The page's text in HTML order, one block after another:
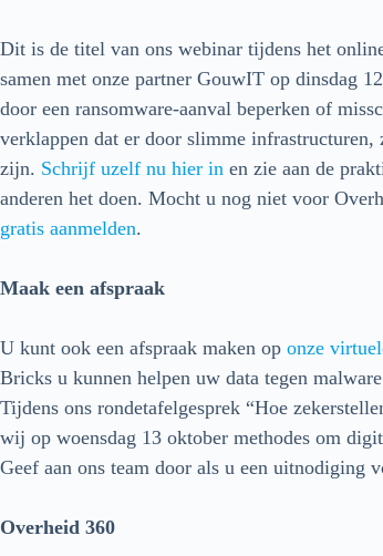
Dit is de titel van ons webinar tijdens het
samen met onze partner GouwIT op dinsdag
door een ransomware-aanval beperken of
verklappen dat er door slimme
zijn. Schrijf uzelf nu hier in en zie aan de
anderen het doen. Mocht u nog niet voor
gratis aanmelden.
Maak een afspraak
U kunt ook een afspraak maken op onze
Bricks u kunnen helpen uw data tegen
Tijdens ons rondetafelgesprek “Hoe
wij op woensdag 13 oktober methodes om
Geef aan ons team door als u een uitnodiging
Overheid 360